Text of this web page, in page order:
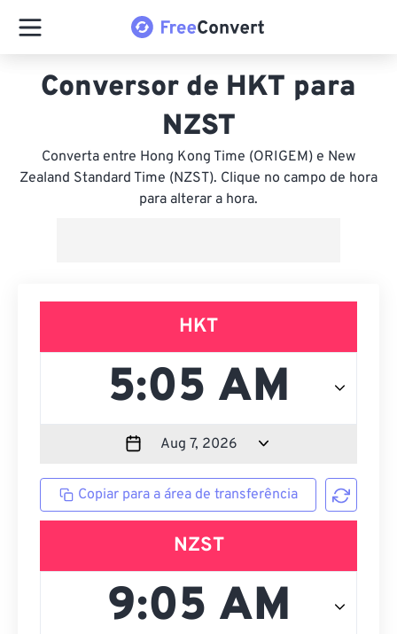
Conversor de HKT para
NZST
Converta entre Hong Kong Time (ORIGEM) e New
Zealand Standard Time (NZST). Clique no campo de hora
para alterar a hora.
HKT
Copiar para a área de transferência
NZST